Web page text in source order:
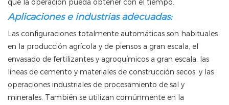
que la operación pueda obtener con el tiempo.
Aplicaciones e industrias adecuadas:
Las configuraciones totalmente automáticas son habituales
en la producción agrícola y de piensos a gran escala, el
envasado de fertilizantes y agroquímicos a gran escala, las
líneas de cemento y materiales de construcción secos, y las
operaciones industriales de procesamiento de sal y
minerales. También se utilizan comúnmente en la